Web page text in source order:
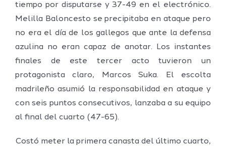
tiempo por disputarse y 37-49 en el electrónico.
Melilla Baloncesto se precipitaba en ataque pero
no era el día de los gallegos que ante la defensa
azulina no eran capaz de anotar. Los instantes
finales de este tercer acto tuvieron un
protagonista claro, Marcos Suka. El escolta
madrileño asumió la responsabilidad en ataque y
con seis puntos consecutivos, lanzaba a su equipo
al final del cuarto (47-65).
Costó meter la primera canasta del último cuarto,